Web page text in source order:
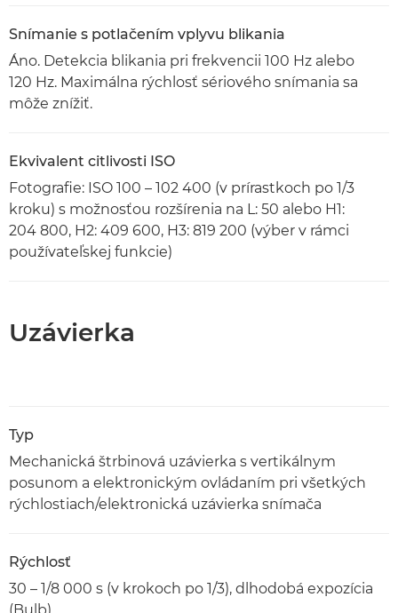
Snímanie s potlačením vplyvu blikania
Áno. Detekcia blikania pri frekvencii 100 Hz alebo
120 Hz. Maximálna rýchlosť sériového snímania sa
môže znížiť.
Ekvivalent citlivosti ISO
Fotografie: ISO 100 – 102 400 (v prírastkoch po 1/3
kroku) s možnosťou rozšírenia na L: 50 alebo H1:
204 800, H2: 409 600, H3: 819 200 (výber v rámci
používateľskej funkcie)
Uzávierka
Typ
Mechanická štrbinová uzávierka s vertikálnym
posunom a elektronickým ovládaním pri všetkých
rýchlostiach/elektronická uzávierka snímača
Rýchlosť
30 – 1/8 000 s (v krokoch po 1/3), dlhodobá expozícia